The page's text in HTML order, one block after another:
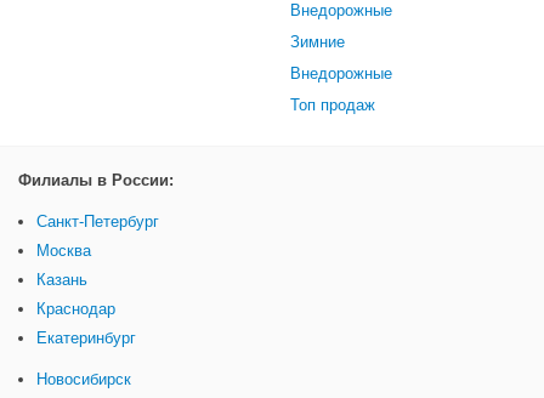
Внедорожные
Зимние
Внедорожные
Топ продаж
Филиалы в России:
Санкт-Петербург
Москва
Казань
Краснодар
Екатеринбург
Новосибирск